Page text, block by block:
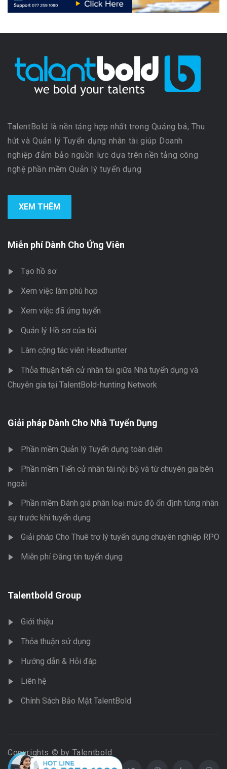
TalentBold là nền tảng hợp nhất trong Quảng bá, Thu
hút và Quản lý Tuyển dụng nhân tài giúp Doanh
nghiệp đảm bảo nguồn lực dựa trên nền tảng công
nghệ phần mềm Quản lý tuyển dụng
XEM THÊM
Miễn phí Dành Cho Ứng Viên
Tạo hồ sơ
Xem việc làm phù hợp
Xem việc đã ứng tuyển
Quản lý Hồ sơ của tôi
Làm cộng tác viên Headhunter
Thỏa thuận tiến cử nhân tài giữa Nhà tuyển dụng và
Chuyên gia tại TalentBold-hunting Network
Giải pháp Dành Cho Nhà Tuyển Dụng
Phần mềm Quản lý Tuyển dụng toàn diện
Phần mềm Tiến cử nhân tài nội bộ và từ chuyên gia bên
ngoài
Phần mềm Đánh giá phân loại mức độ ổn định từng nhân
sự trước khi tuyển dụng
Giải pháp Cho Thuê trợ lý tuyển dụng chuyên nghiệp RPO
Miễn phí Đăng tin tuyển dụng
Talentbold Group
Giới thiệu
Thỏa thuận sử dụng
Hướng dẫn & Hỏi đáp
Liên hệ
Chính Sách Bảo Mật TalentBold
Copyrights © by Talentbold